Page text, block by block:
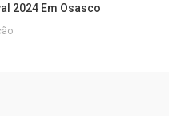
2024 Em Osasco